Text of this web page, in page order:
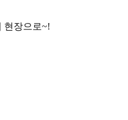
현장으로~!